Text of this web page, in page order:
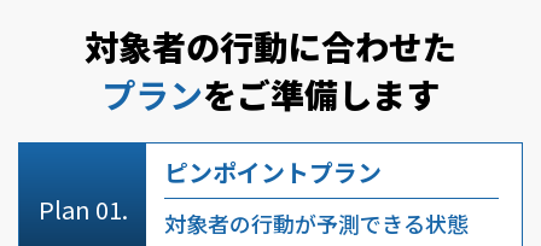
対象者の行動に合わせた
プランをご準備します
ピンポイントプラン
対象者の行動が予測できる状態